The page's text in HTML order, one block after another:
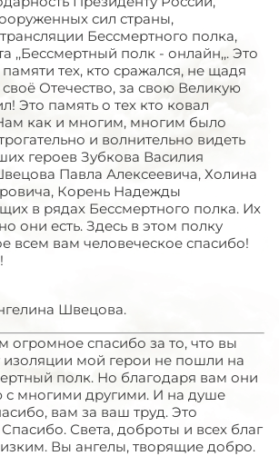
сил страны,
Бессмертного полка,
,,Бессмертный полк - онлайн,,. Это
тех, кто сражался, не щадя
Отечество, за свою Великую
Это память о тех кто ковал
как и многим, многим было
и волнительно видеть
героев Зубкова Василия
Павла Алексеевича, Холина
Корень Надежды
в рядах Бессмертного полка. Их
они есть. Здесь в этом полку
всем вам человеческое спасибо!
Швецова.
огромное спасибо за то, что вы
изоляции мой герои не пошли на
полк. Но благодаря вам они
с многими другими. И на душе
вам за ваш труд. Это
Света, доброты и всех благ
Вы ангелы, творящие добро.